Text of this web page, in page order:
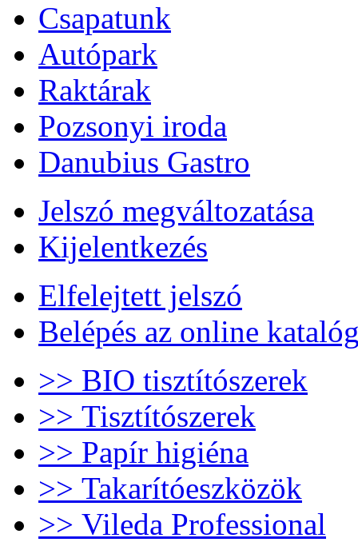
Csapatunk
Autópark
Raktárak
Pozsonyi iroda
Danubius Gastro
Jelszó megváltozatása
Kijelentkezés
Elfelejtett jelszó
Belépés az online
>> BIO tisztítószerek
>> Tisztítószerek
>> Papír higiéna
>> Takarítóeszközök
>> Vileda Professional